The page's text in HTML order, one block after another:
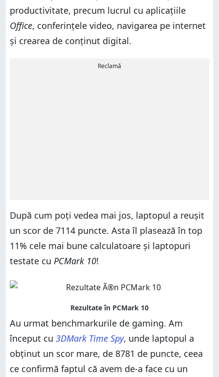
productivitate, precum lucrul cu aplicațiile
Office, conferințele video, navigarea pe internet
și crearea de conținut digital.
Reclamă
După cum poți vedea mai jos, laptopul a reușit
un scor de 7114 puncte. Asta îl plasează în top
11% cele mai bune calculatoare și laptopuri
testate cu PCMark 10!
Au urmat benchmarkurile de gaming. Am
început cu 3DMark Time Spy, unde laptopul a
obținut un scor mare, de 8781 de puncte, ceea
ce confirmă faptul că avem de-a face cu un